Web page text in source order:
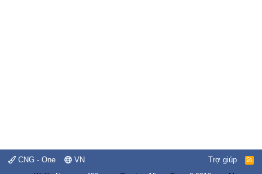
CNG - One VN Trợ giúp
R